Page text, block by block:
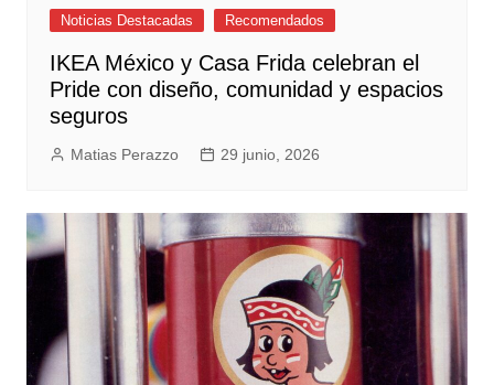
Noticias Destacadas
Recomendados
IKEA México y Casa Frida celebran el
Pride con diseño, comunidad y espacios
seguros
Matias Perazzo 29 junio, 2026